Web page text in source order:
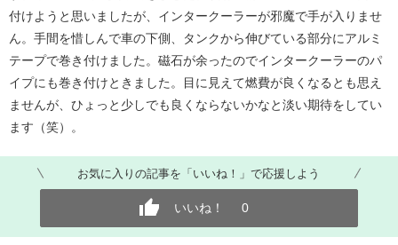
付けようと思いましたが、インタークーラーが邪魔で手が入りませ
ん。手間を惜しんで車の下側、タンクから伸びている部分にアルミ
テープで巻き付けました。磁石が余ったのでインタークーラーのパ
イプにも巻き付けときました。目に見えて燃費が良くなるとも思え
ませんが、ひょっと少しでも良くならないかなと淡い期待をしてい
ます（笑）。
お気に入りの記事を「いいね！」で応援しよう
いいね！ 0